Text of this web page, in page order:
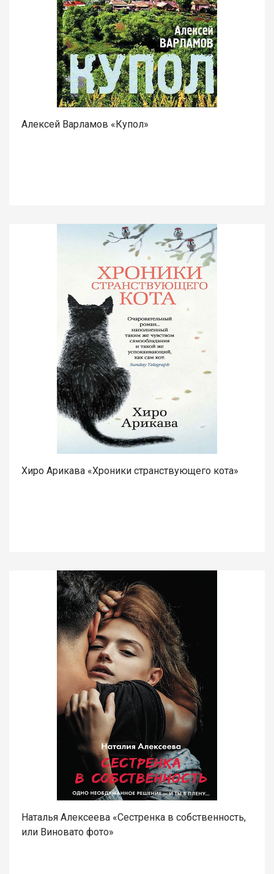
Алексей Варламов «Купол»
Хиро Арикава «Хроники странствующего кота»
Наталья Алексеева «Сестренка в собственность,
или Виновато фото»